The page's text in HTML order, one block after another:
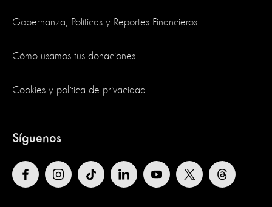
Gobernanza, Políticas y Reportes Financieros
Cómo usamos tus donaciones
Cookies y política de privacidad
Síguenos